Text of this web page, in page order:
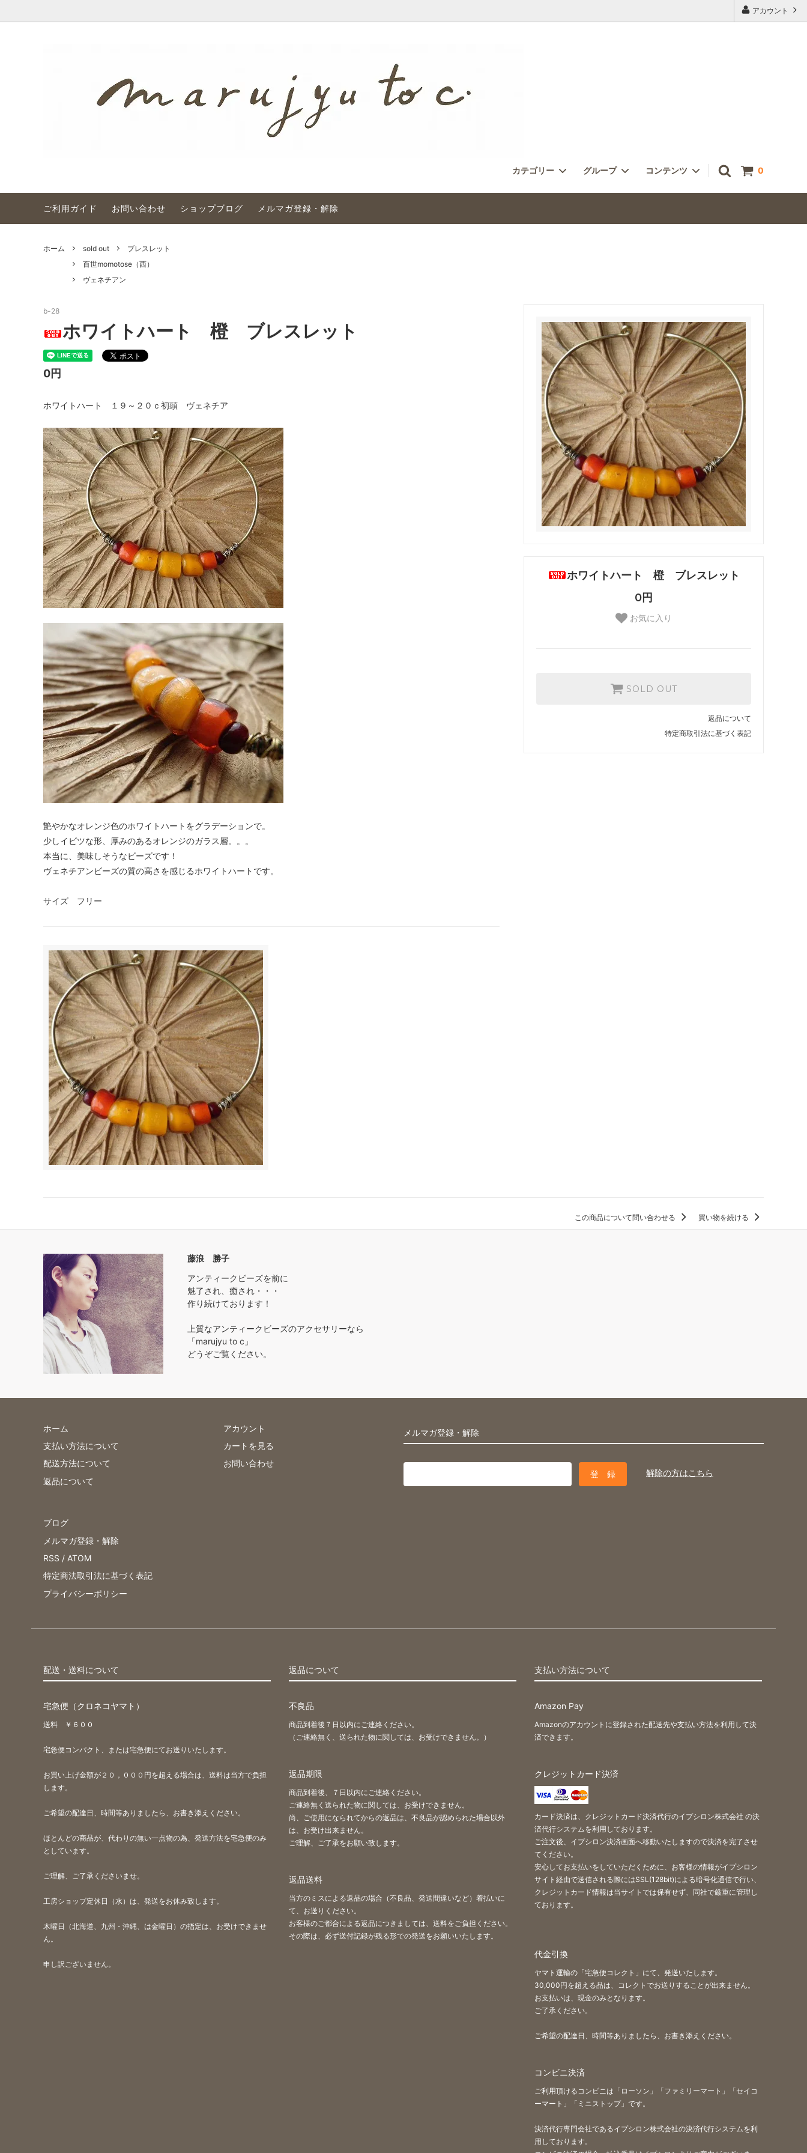
アカウント
0
カテゴリー
ネックレス ブレスレット
グループ
百世momotose（東） 百世momotose（西）
ウランガラス
アレルギーフリー
コンテンツ
ごあいさつ アンティークビーズとは
お直し（修理）について
雑誌掲載 Bead Art vol.３１～
ご利用ガイド お問い合わせ ショップブログ メルマガ登録・解除
ホーム sold out
ブレスレット
百世momotose（西）
ヴェネチアン
ホワイトハート 橙 ブレスレット
0円
お気に入り
SOLD OUT
返品について
特定商取引法に基づく表記
b-28
ホワイトハート 橙 ブレスレット
0円
ホワイトハート １９～２０ｃ初頭 ヴェネチア
艶やかなオレンジ色のホワイトハートをグラデーションで。
少しイビツな形、厚みのあるオレンジのガラス層。。。
本当に、美味しそうなビーズです！
ヴェネチアンビーズの質の高さを感じるホワイトハートです。
サイズ フリー
この商品について問い合わせる 買い物を続ける
藤浪 勝子
アンティークビーズを前に
魅了され、癒され・・・
作り続けております！
上質なアンティークビーズのアクセサリーなら
「marujyu to c」
どうぞご覧ください。
メルマガ登録・解除
解除の方はこちら
ホーム
支払い方法について
配送方法について
返品について
アカウント
カートを見る
お問い合わせ
ブログ
メルマガ登録・解除
RSS / ATOM
特定商法取引法に基づく表記
プライバシーポリシー
配送・送料について
宅急便（クロネコヤマト）
送料 ￥６００
宅急便コンパクト、または宅急便にてお送りいたします。
お買い上げ金額が２０，０００円を超える場合は、送料は当方で負担
します。
ご希望の配達日、時間等ありましたら、お書き添えください。
ほとんどの商品が、代わりの無い一点物の為、発送方法を宅急便のみ
としています。
ご理解、ご了承くださいませ。
工房ショップ定休日（水）は、発送をお休み致します。
木曜日（北海道、九州・沖縄、は金曜日）の指定は、お受けできませ
ん。
申し訳ございません。
返品について
不良品
商品到着後７日以内にご連絡ください。
（ご連絡無く、送られた物に関しては、お受けできません。）
返品期限
商品到着後、７日以内にご連絡ください。
ご連絡無く送られた物に関しては、お受けできません。
尚、ご使用になられてからの返品は、不良品が認められた場合以外
は、お受け出来ません。
ご理解、ご了承をお願い致します。
返品送料
当方のミスによる返品の場合（不良品、発送間違いなど）着払いに
て、お送りください。
お客様のご都合による返品につきましては、送料をご負担ください。
その際は、必ず送付記録が残る形での発送をお願いいたします。
支払い方法について
Amazon Pay
Amazonのアカウントに登録された配送先や支払い方法を利用して決
済できます。
クレジットカード決済
カード決済は、クレジットカード決済代行のイプシロン株式会社 の決
済代行システムを利用しております。
ご注文後、イプシロン決済画面へ移動いたしますので決済を完了させ
てください。
安心してお支払いをしていただくために、お客様の情報がイプシロン
サイト経由で送信される際にはSSL(128bit)による暗号化通信で行い、
クレジットカード情報は当サイトでは保有せず、同社で厳重に管理し
ております。
代金引換
ヤマト運輸の「宅急便コレクト」にて、発送いたします。
30,000円を超える品は、コレクトでお送りすることが出来ません。
お支払いは、現金のみとなります。
ご了承ください。
ご希望の配達日、時間等ありましたら、お書き添えください。
コンビニ決済
ご利用頂けるコンビニは「ローソン」「ファミリーマート」「セイコ
ーマート」「ミニストップ」です。
決済代行専門会社であるイプシロン株式会社の決済代行システムを利
用しております。